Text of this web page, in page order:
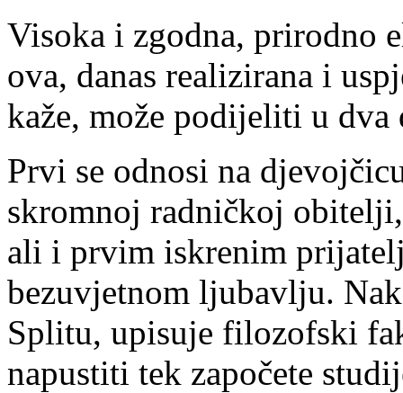
Visoka i zgodna, prirodno
ova, danas realizirana i
kaže, može podijeliti u dva
Prvi se odnosi na
skromnoj radničkoj
ali i prvim iskrenim
bezuvjetnom ljubavlju.
Splitu, upisuje filozofski
napustiti tek započete